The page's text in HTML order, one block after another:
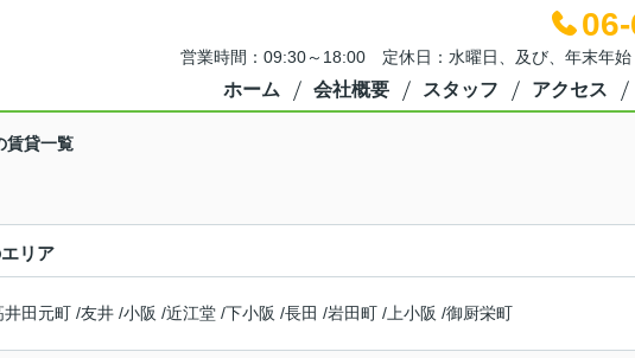
営業時間：09:30～18:00 定休日：水曜日、及び、年末年始
ホーム 会社概要 スタッフ アクセス
賃貸一覧
リア
井田元町 /友井 /小阪 /近江堂 /下小阪 /長田 /岩田町 / 上小阪 /御厨栄町